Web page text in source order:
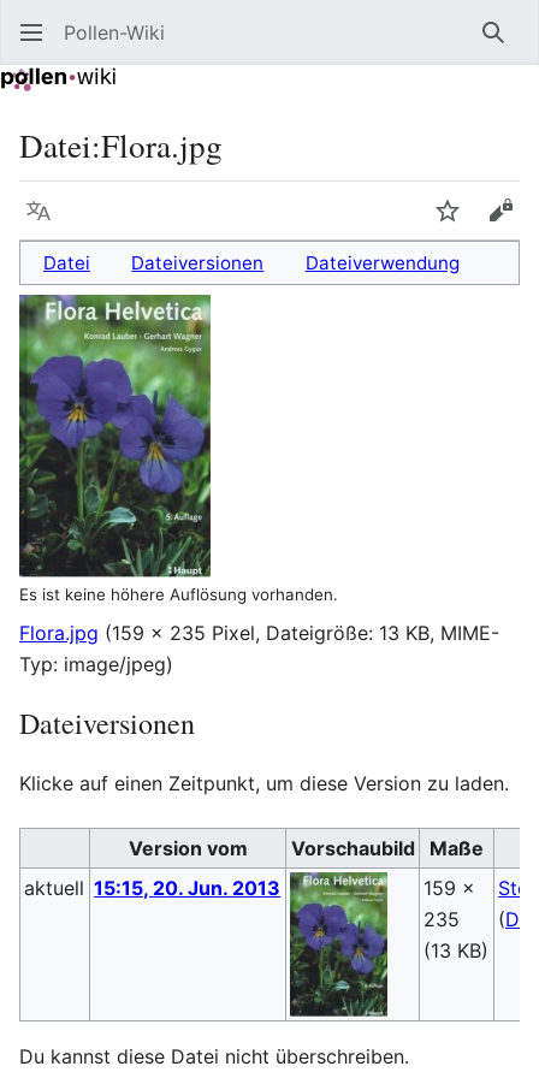
Pollen-Wiki
Datei:Flora.jpg
Sprache
Datei Dateiversionen Dateiverwendung
Es ist keine höhere Auflösung vorhanden.
Flora.jpg (159 × 235 Pixel, Dateigröße: 13 KB, MIME-
Typ: image/jpeg)
Dateiversionen
Klicke auf einen Zeitpunkt, um diese Version zu laden.
Version vom Vorschaubild
Maße
aktuell 15:15, 20. Jun. 2013
159 ×
235
(13 KB)
(
Du kannst diese Datei nicht überschreiben.